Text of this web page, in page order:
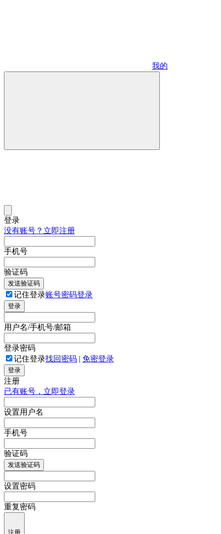
我的
登录
没有账号？立即注册
手机号
验证码
发送验证码
记住登录账号密码登录
登录
用户名/手机号/邮箱
登录密码
记住登录找回密码 | 免密登录
登录
注册
已有账号，立即登录
设置用户名
手机号
验证码
发送验证码
设置密码
重复密码
注册